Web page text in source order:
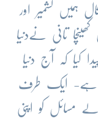
ہمیں کشمیر اور
تانی نےدنیا
کیا کہ آج دنیا
ہے- ایک طرف
مسائل کو اپنی